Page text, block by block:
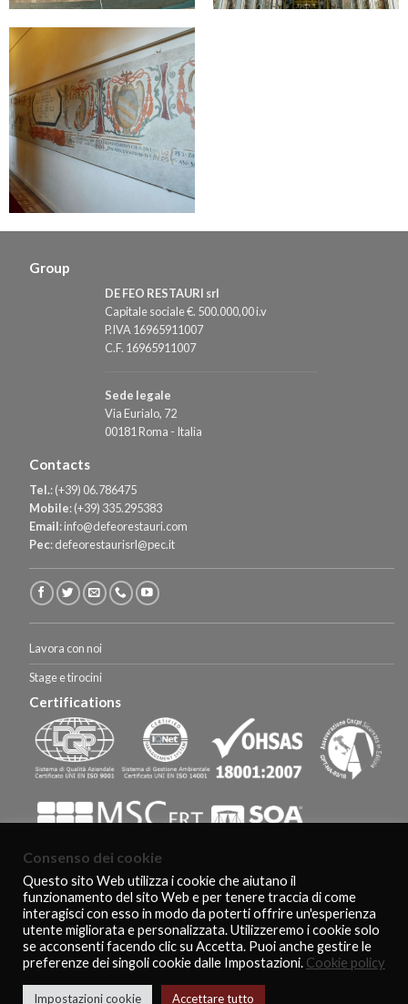
Group
DE FEO RESTAURI srl
Capitale sociale €. 500.000,00 i.v
P.IVA 16965911007
C.F. 16965911007
Sede legale
Via Eurialo, 72
00181 Roma - Italia
Contacts
Tel.:(+39) 06.786475
Mobile:(+39) 335.295383
Email:info@defeorestauri.com
Pec:defeorestaurisrl@pec.it
Lavora con noi
Stage e tirocini
Certifications
HOMEPAGE CERTIFICAZIONI E RICONOSCIMENTI CLIENTS
CONTACTS
COOKIE POLICY
PRIVACY POLICY
Copyright 2026 ©De Feo Restauri - www.defeorestauri.com - Credits:
gtomasselli.it
Consenso dei cookie
Questo sito Web utilizza i cookie che aiutano il
funzionamento del sito Web e per tenere traccia di come
interagisci con esso in modo da poterti offrire un'esperienza
utente migliorata e personalizzata. Utilizzeremo i cookie solo
se acconsenti facendo clic su Accetta. Puoi anche gestire le
preferenze dei singoli cookie dalle Impostazioni. Cookie policy
Impostazioni cookie Accettare tutto
Italiano English